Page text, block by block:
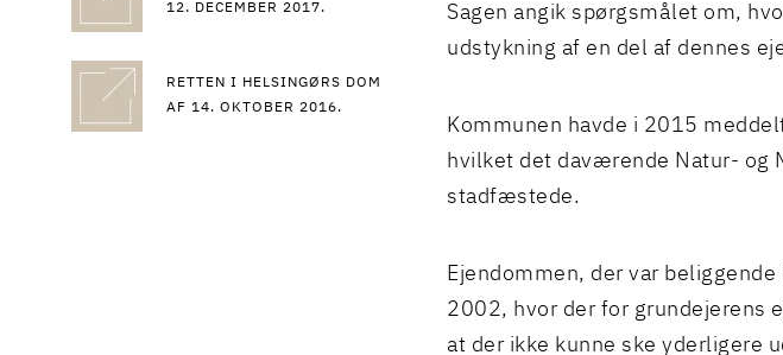
12. DECEMBER 2017.
RETTEN I HELSINGØRS DOM
AF 14. OKTOBER 2016.
Sagen angik spørgsmålet om,
udstykning af en del af dennes
Kommunen havde i 2015
hvilket det daværende Natur- og
stadfæstede.
Ejendommen, der var
2002, hvor der for grundejerens
at der ikke kunne ske yderligere